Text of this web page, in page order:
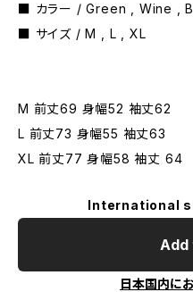
■ カラー / Green , Wine ,
■ サイズ / M , L , XL
M 前丈69 身幅52 袖丈62
L 前丈73 身幅55 袖丈63
XL 前丈77 身幅58 袖丈 64
International
日本国内に